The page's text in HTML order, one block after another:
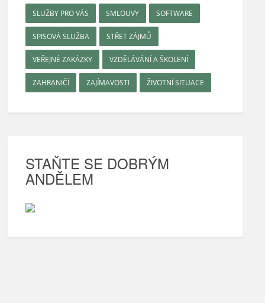
SLUŽBY PRO VÁS SMLOUVY SOFTWARE
SPISOVÁ SLUŽBA STŘET ZÁJMŮ
VEŘEJNÉ ZAKÁZKY VZDĚLÁVÁNÍ A ŠKOLENÍ
ZAHRANIČÍ ZAJÍMAVOSTI ŽIVOTNÍ SITUACE
STAŇTE SE DOBRÝM
ANDĚLEM